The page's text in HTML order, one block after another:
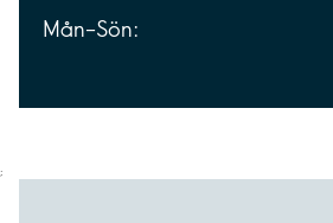
Mån–Sön:
;